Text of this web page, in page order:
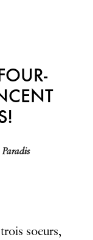
soeurs,